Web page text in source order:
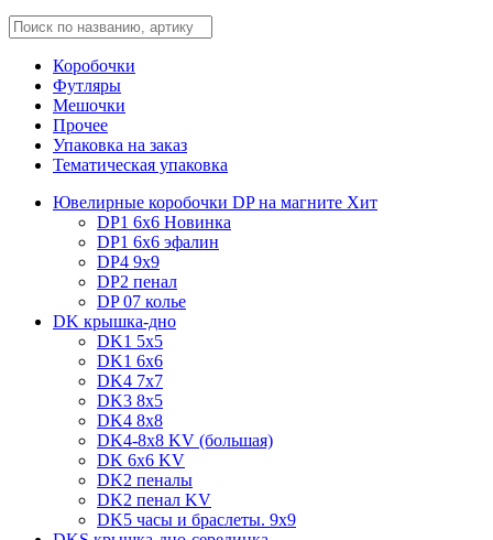
Коробочки
Футляры
Мешочки
Прочее
Упаковка на заказ
Тематическая упаковка
Ювелирные коробочки DP на магните Хит
DP1 6x6 Новинка
DP1 6x6 эфалин
DP4 9x9
DP2 пенал
DP 07 колье
DK крышка-дно
DK1 5x5
DK1 6x6
DK4 7х7
DK3 8x5
DK4 8x8
DK4-8x8 KV (большая)
DK 6х6 KV
DK2 пеналы
DK2 пенал KV
DK5 часы и браслеты. 9x9